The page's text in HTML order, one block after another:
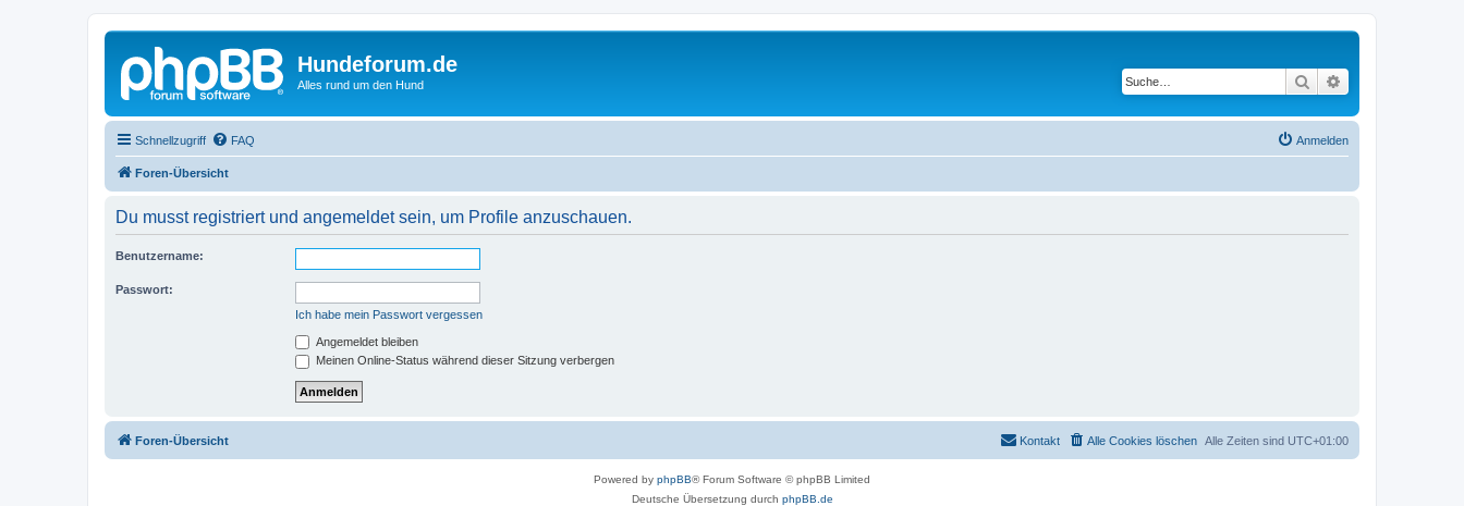
Hundeforum.de
Alles rund um den Hund Suche
Schnellzugriff FAQ Anmelden
Foren-Übersicht
Du musst registriert und angemeldet sein, um Profile anzuschauen.
Benutzername:
Passwort:
Ich habe mein Passwort vergessen
Angemeldet bleiben
Meinen Online-Status während dieser Sitzung verbergen
Foren-Übersicht Alle Zeiten sind UTC+01:00
Alle Cookies löschen
Kontakt
Powered by phpBB® Forum Software © phpBB Limited
Deutsche Übersetzung durch phpBB.de